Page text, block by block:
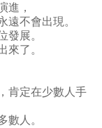
進，
遠不會出現。
發展。
來了。
肯定在少數人手
數人。